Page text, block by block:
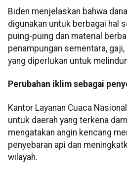
Biden menjelaskan bahwa
digunakan untuk berbagai hal
puing-puing dan material
penampungan sementara,
yang diperlukan untuk
Perubahan iklim sebagai
Kantor Layanan Cuaca
untuk daerah yang terkena
mengatakan angin kencang
penyebaran api dan
wilayah.